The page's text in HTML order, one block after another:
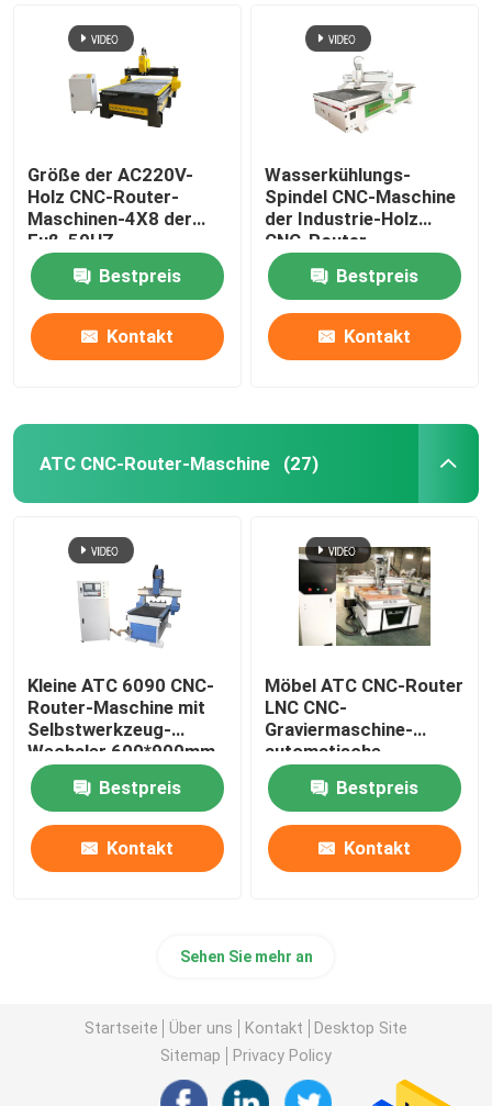
Größe der AC220V-
Holz CNC-Router-
Maschinen-4X8 der
Fuß-50HZ
1300x2500mm
Bestpreis
Kontakt
Wasserkühlungs-
Spindel CNC-Maschine
der Industrie-Holz
CNC-Router-
Maschinen-220V
Bestpreis
Kontakt
ATC CNC-Router-Maschine (27)
Kleine ATC 6090 CNC-
Router-Maschine mit
Selbstwerkzeug-
Wechsler 600*900mm
Bestpreis
Kontakt
Möbel ATC CNC-Router
LNC CNC-
Graviermaschine-
automatische
Werkzeug-Änderung
1325
Bestpreis
Kontakt
Sehen Sie mehr an
Startseite Über uns Kontakt
Desktop Site
Sitemap
Privacy Policy